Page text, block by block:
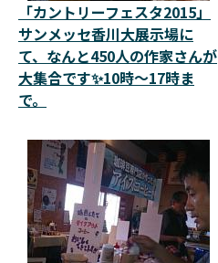
「カントリーフェスタ2015」
サンメッセ香川大展示場に
て、なんと450人の作家さんが
大集合です✨10時～17時ま
で。